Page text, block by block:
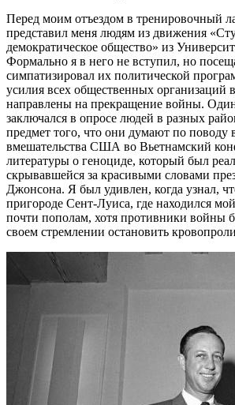
Перед моим отъездом в тренировочный
представил меня людям из движения
демократическое общество» из
Формально я в него не вступил, но
симпатизировал их политической
усилия всех общественных организаций
направлены на прекращение войны.
заключался в опросе людей в разных
предмет того, что они думают по поводу
вмешательства США во Вьетнамский
литературы о геноциде, который был
скрывавшейся за красивыми словами
Джонсона. Я был удивлен, когда узнал,
пригороде Сент-Луиса, где находился
почти пополам, хотя противники войны
своем стремлении остановить